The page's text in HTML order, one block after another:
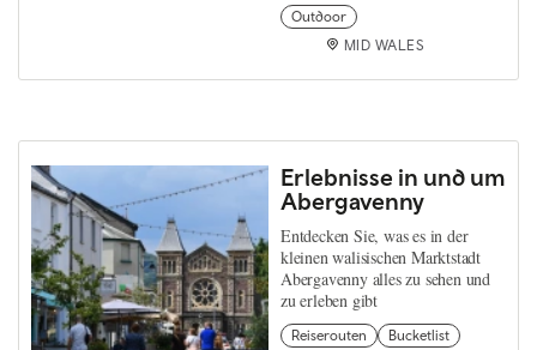
Outdoor
MID WALES
Erlebnisse in und um
Abergavenny
Entdecken Sie, was es in der
kleinen walisischen Marktstadt
Abergavenny alles zu sehen und
zu erleben gibt
Reiserouten
Bucketlist